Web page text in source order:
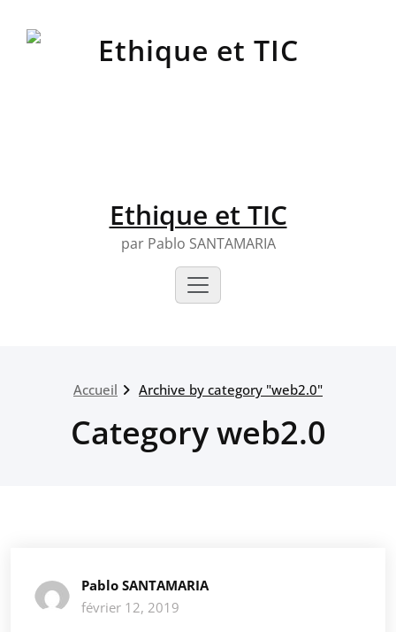
Ethique et TIC
par Pablo SANTAMARIA
Accueil Archive by category "web2.0"
Category web2.0
Pablo SANTAMARIA
février 12, 2019